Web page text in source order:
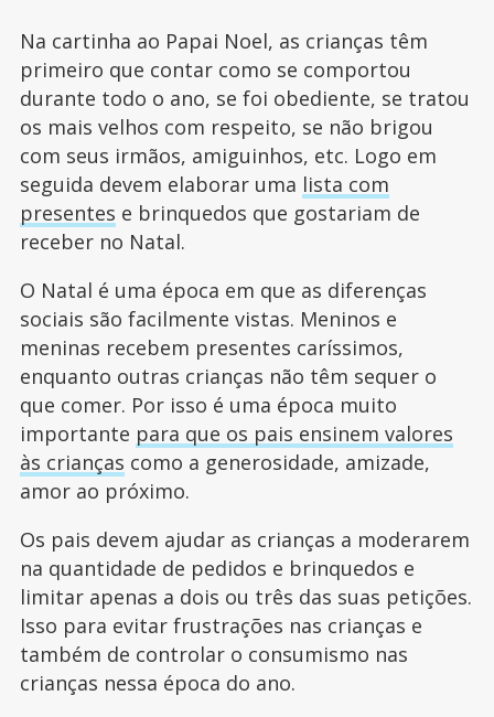
Na cartinha ao Papai Noel, as crianças têm
primeiro que contar como se comportou
durante todo o ano, se foi obediente, se tratou
os mais velhos com respeito, se não brigou
com seus irmãos, amiguinhos, etc. Logo em
seguida devem elaborar uma lista com
presentes e brinquedos que gostariam de
receber no Natal.
O Natal é uma época em que as diferenças
sociais são facilmente vistas. Meninos e
meninas recebem presentes caríssimos,
enquanto outras crianças não têm sequer o
que comer. Por isso é uma época muito
importante para que os pais ensinem valores
às crianças como a generosidade, amizade,
amor ao próximo.
Os pais devem ajudar as crianças a moderarem
na quantidade de pedidos e brinquedos e
limitar apenas a dois ou três das suas petições.
Isso para evitar frustrações nas crianças e
também de controlar o consumismo nas
crianças nessa época do ano.